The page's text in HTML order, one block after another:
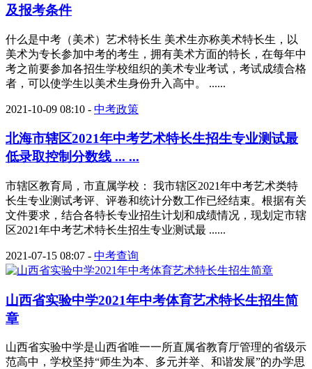
及报考条件
什么是中考（美术）艺术特长生 美术生亦称美术特长生，以
美术为专长参加中考的考生，拥有美术方面的特长，在每年中
考之前要参加各招生学校组织的美术专业考试，考试成绩合格
者，可以使学生以美术生身份升入高中。 ......
2021-10-09 08:10 - 中考政策
北海市辖区2021年中考艺术特长生招生专业测试最
低录取控制分数线 ... ...
市辖区教育局，市直属学校： 我市辖区2021年中考艺术类特
长生专业测试考评、评卷和统计分数工作已经结束。根据有关
文件要求，结合各特长专业招生计划和成绩情况，现划定市辖
区2021年中考艺术特长生招生专业测试最 ......
2021-07-15 08:07 - 中考查询
山西省实验中学2021年中考体育艺术特长生招生简
章
山西省实验中学是山西省唯一一所直属省教育厅管理的省级示
范高中，学校坚持“师生为本、多元并举、和谐发展”的办学思